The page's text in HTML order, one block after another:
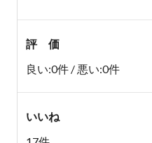
評 価
良い:0件 / 悪い:0件
いいね